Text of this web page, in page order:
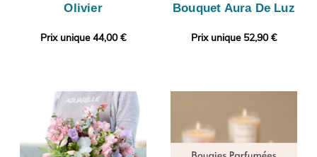
Olivier
Prix unique 44,00 €
Bouquet Aura De Luz
Prix unique 52,90 €